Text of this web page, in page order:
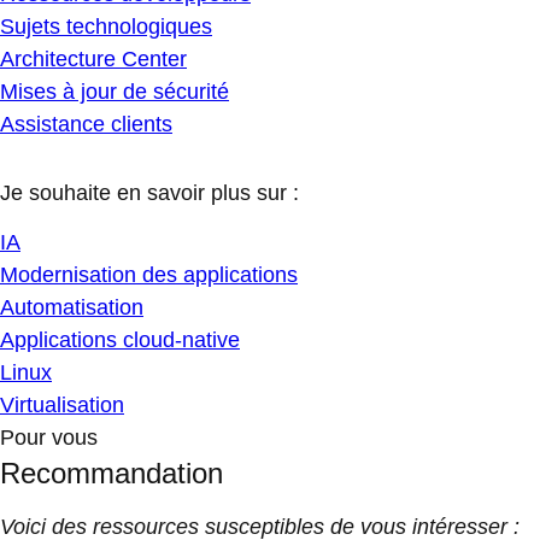
Sujets technologiques
Architecture Center
Mises à jour de sécurité
Assistance clients
Je souhaite en savoir plus sur :
IA
Modernisation des applications
Automatisation
Applications cloud-native
Linux
Virtualisation
Pour vous
Recommandation
Voici des ressources susceptibles de vous intéresser :